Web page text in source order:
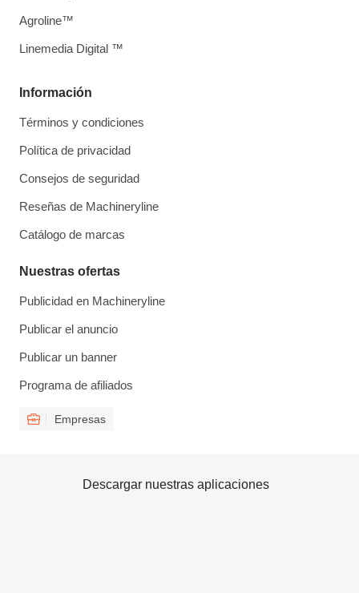
Información
Términos y condiciones
Política de privacidad
Consejos de seguridad
Reseñas de Machineryline
Catálogo de marcas
Nuestras ofertas
Publicidad en Machineryline
Publicar el anuncio
Publicar un banner
Programa de afiliados
Empresas
Agroline™
Linemedia Digital ™
Descargar nuestras aplicaciones